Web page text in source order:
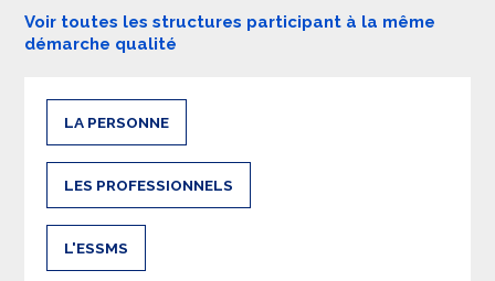
Voir toutes les structures participant à la même
démarche qualité
LA PERSONNE
LES PROFESSIONNELS
L'ESSMS